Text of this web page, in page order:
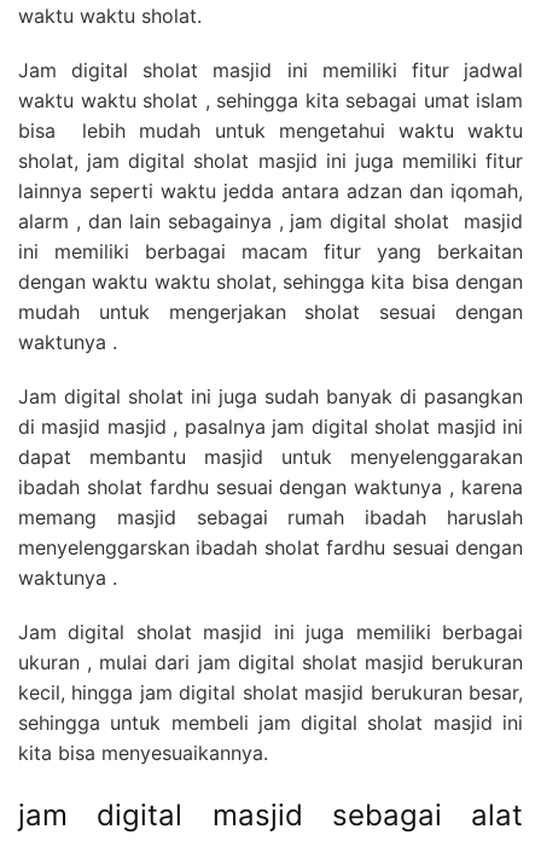
waktu waktu sholat.
Jam digital sholat masjid ini memiliki fitur jadwal
waktu waktu sholat , sehingga kita sebagai umat islam
bisa lebih mudah untuk mengetahui waktu waktu
sholat, jam digital sholat masjid ini juga memiliki fitur
lainnya seperti waktu jedda antara adzan dan iqomah,
alarm , dan lain sebagainya , jam digital sholat masjid
ini memiliki berbagai macam fitur yang berkaitan
dengan waktu waktu sholat, sehingga kita bisa dengan
mudah untuk mengerjakan sholat sesuai dengan
waktunya .
Jam digital sholat ini juga sudah banyak di pasangkan
di masjid masjid , pasalnya jam digital sholat masjid ini
dapat membantu masjid untuk menyelenggarakan
ibadah sholat fardhu sesuai dengan waktunya , karena
memang masjid sebagai rumah ibadah haruslah
menyelenggarskan ibadah sholat fardhu sesuai dengan
waktunya .
Jam digital sholat masjid ini juga memiliki berbagai
ukuran , mulai dari jam digital sholat masjid berukuran
kecil, hingga jam digital sholat masjid berukuran besar,
sehingga untuk membeli jam digital sholat masjid ini
kita bisa menyesuaikannya.
jam digital masjid sebagai alat